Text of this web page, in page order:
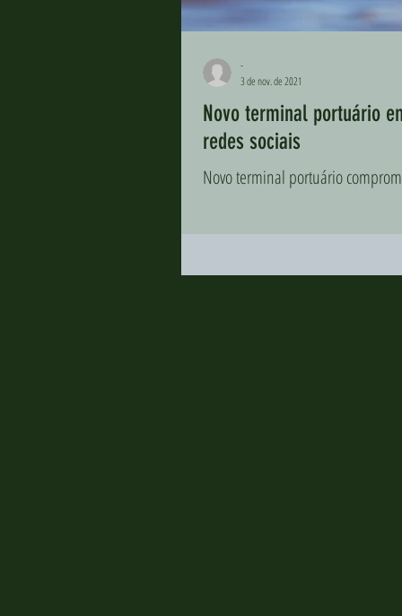
Novo terminal portuário
redes sociais
Novo terminal portuário
-
3 de nov. de 2021